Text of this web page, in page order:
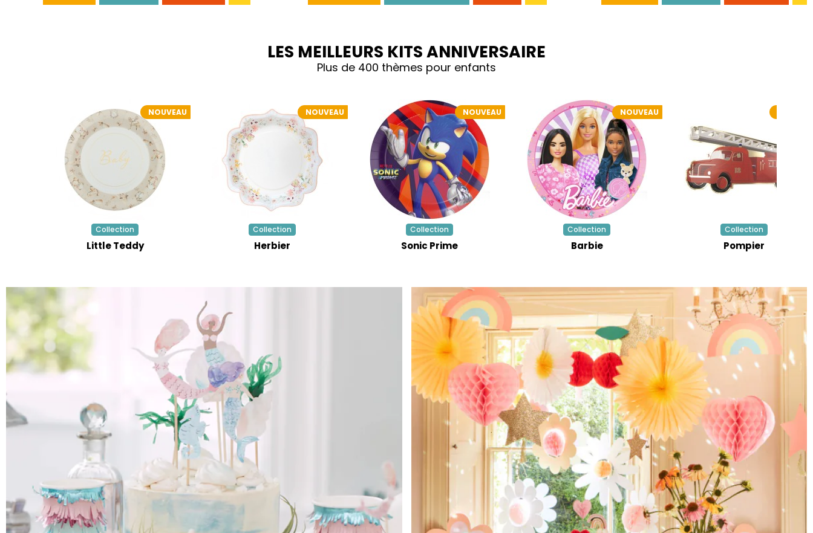
LES MEILLEURS KITS ANNIVERSAIRE
Plus de 400 thèmes pour enfants
NOUVEAU
Collection
Little Teddy
NOUVEAU
Collection
Herbier
NOUVEAU
Collection
Sonic Prime
NOUVEAU
Collection
Barbie
Collection
Pompier
Entrez votre email et lancez la roue
bons de
valable immédiatement sur votre
100% GAGNANT !